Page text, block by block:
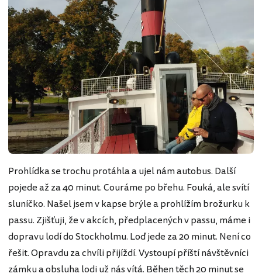
Prohlídka se trochu protáhla a ujel nám autobus. Další
pojede až za 40 minut. Couráme po břehu. Fouká, ale svítí
sluníčko. Našel jsem v kapse brýle a prohlížím brožurku k
passu. Zjišťuji, že v akcích, předplacených v passu, máme i
dopravu lodí do Stockholmu. Loď jede za 20 minut. Není co
řešit. Opravdu za chvíli přijíždí. Vystoupí příští návštěvníci
zámku a obsluha lodi už nás vítá. Běhen těch 20 minut se